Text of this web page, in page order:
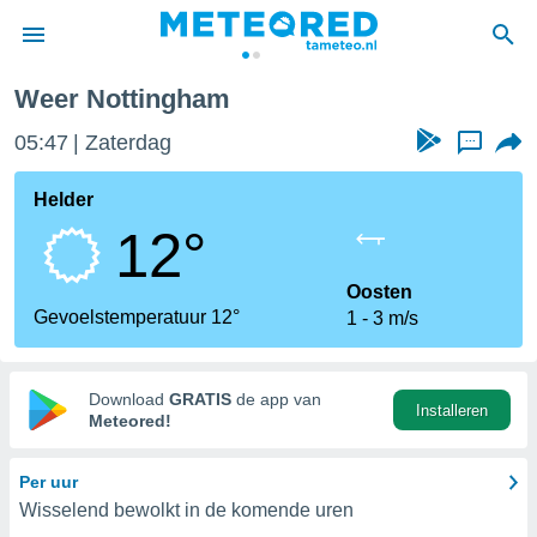
door
verstrekte
hoge
hebt de
voor
op basis
Weer Nottingham
05:47 Zaterdag ...
Helder
12°
Gevoelstemperatuur 12°
Oosten
1
3 m/s
Download GRATIS de app van
Meteored!
Installeren
Per uur
Wisselend bewolkt in de komende uren